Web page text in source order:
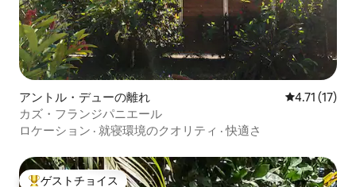
アントル・デューの離れ レビュー17
4.71 (17)
カズ・フランジパニエール
ロケーション · 就寝環境のクオリティ ·快適さ
ゲストチョイス